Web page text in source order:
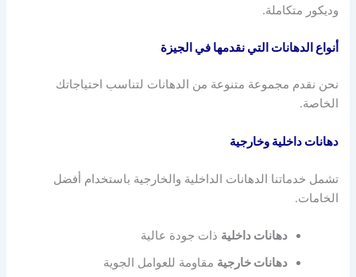
وديكور متكاملة.
أنواع الدهانات التي نقدمها في الجيزة
نحن نقدم مجموعة متنوعة من الدهانات لتناسب احتياجاتك
الخاصة.
دهانات داخلية وخارجية
تشمل خدماتنا الدهانات الداخلية والخارجية باستخدام أفضل
الخامات.
دهانات داخلية ذات جودة عالية
دهانات خارجية مقاومة للعوامل الجوية